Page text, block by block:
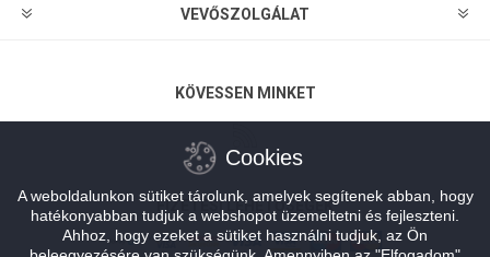
VEVŐSZOLGÁLAT
KÖVESSEN MINKET
FIZETÉSI LEHETŐSÉGEK
Cookies
A weboldalunkon sütiket tárolunk, amelyek segítenek abban, hogy
hatékonyabban tudjuk a webshopot üzemeltetni és fejleszteni.
Ahhoz, hogy ezeket a sütiket használni tudjuk, az Ön